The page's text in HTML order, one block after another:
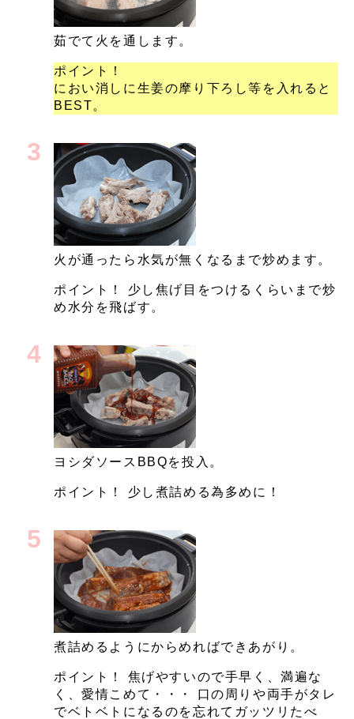
茹でて火を通します。
ポイント！
におい消しに生姜の摩り下ろし等を入れると
BEST。
火が通ったら水気が無くなるまで炒めます。
ポイント！ 少し焦げ目をつけるくらいまで炒
め水分を飛ばす。
ヨシダソースBBQを投入。
ポイント！ 少し煮詰める為多めに！
煮詰めるようにからめればできあがり。
ポイント！ 焦げやすいので手早く、満遍な
く、愛情こめて・・・ 口の周りや両手がタレ
でベトベトになるのを忘れてガッツリたべ